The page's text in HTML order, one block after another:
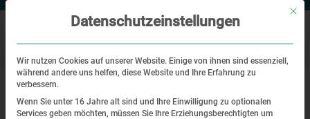
Startseite |
Mit
Datenschutzeinstellungen
Wir nutzen Cookies auf unserer Website. Einige von ihnen sind essenziell,
während andere uns helfen, diese Website und Ihre Erfahrung zu
verbessern.
Wenn Sie unter 16 Jahre alt sind und Ihre Einwilligung zu optionalen
Services geben möchten, müssen Sie Ihre Erziehungsberechtigten um